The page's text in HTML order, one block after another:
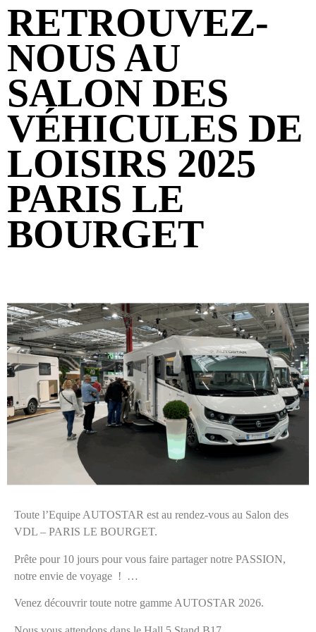
RETROUVEZ-
NOUS AU
SALON DES
VÉHICULES DE
LOISIRS 2025
PARIS LE
BOURGET
Toute l’Equipe AUTOSTAR est au rendez-vous au Salon des
VDL – PARIS LE BOURGET.
Prête pour 10 jours pour vous faire partager notre PASSION,
notre envie de voyage ! …
Venez découvrir toute notre gamme AUTOSTAR 2026.